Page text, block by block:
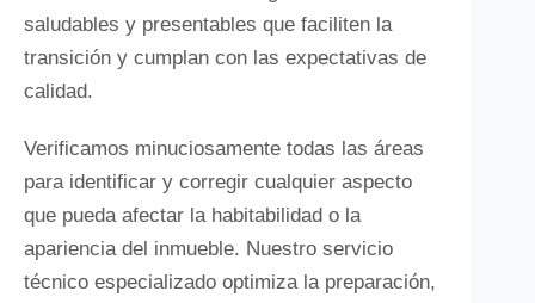
saludables y presentables que faciliten la
transición y cumplan con las expectativas de
calidad.
Verificamos minuciosamente todas las áreas
para identificar y corregir cualquier aspecto
que pueda afectar la habitabilidad o la
apariencia del inmueble. Nuestro servicio
técnico especializado optimiza la preparación,